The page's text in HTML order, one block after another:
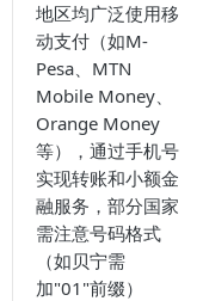
地区均广泛使用移
动支付（如M-
Pesa、MTN
Mobile Money、
Orange Money
等），通过手机号
实现转账和小额金
融服务，部分国家
需注意号码格式
（如贝宁需
加"01"前缀）